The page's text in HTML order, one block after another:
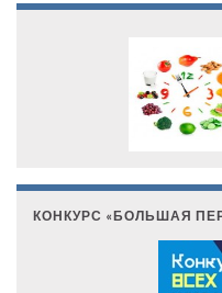
КОНКУРС «БОЛЬШАЯ